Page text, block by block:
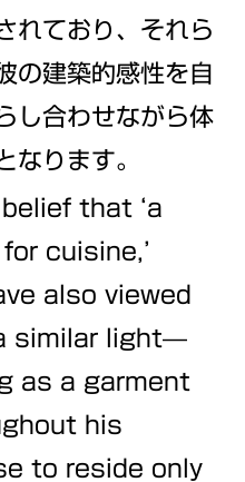
れており、それら
の建築的感性を自
し合わせながら体
なります。
that ‘a
cuisine,’
also viewed
similar light—
as a garment
his
to reside only